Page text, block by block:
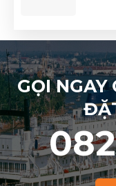
GỌI NGAY